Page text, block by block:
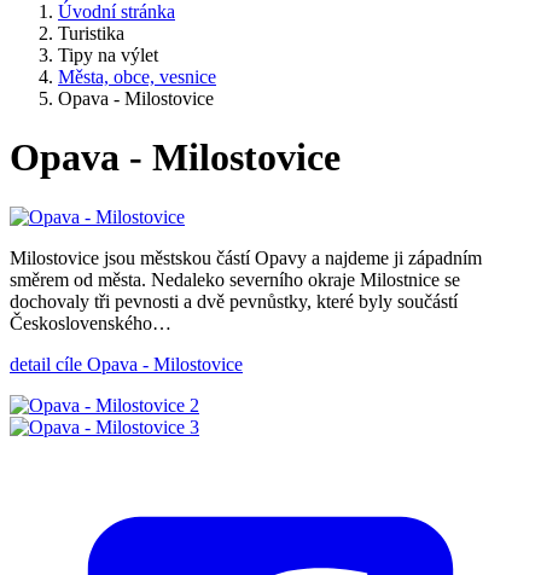
Úvodní stránka
Turistika
Tipy na výlet
Města, obce, vesnice
Opava - Milostovice
Opava - Milostovice
Milostovice jsou městskou částí Opavy a najdeme ji západním
směrem od města. Nedaleko severního okraje Milostnice se
dochovaly tři pevnosti a dvě pevnůstky, které byly součástí
Československého…
detail cíle Opava - Milostovice